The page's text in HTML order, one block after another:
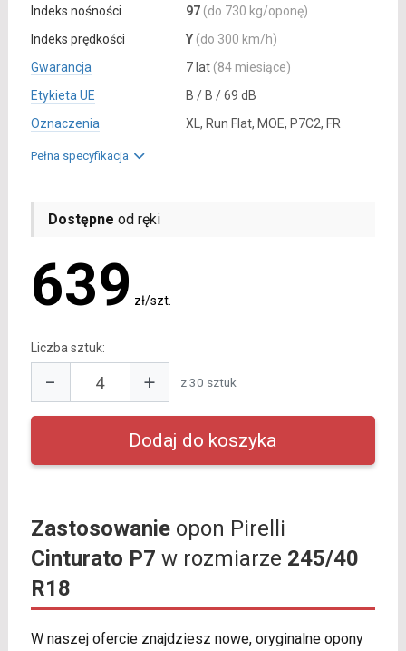
Indeks nośności
97 (do 730 kg/oponę)
Indeks prędkości
Y (do 300 km/h)
Gwarancja
7 lat (84 miesiące)
Etykieta UE
B / B / 69 dB
Oznaczenia
XL, Run Flat, MOE, P7C2, FR
Pełna specyfikacja
Dostępne od ręki
639 zł/szt.
Liczba sztuk:
− + z 30 sztuk
Zastosowanieopon Pirelli
Cinturato P7 w rozmiarze 245/40
R18
W naszej ofercie znajdziesz nowe, oryginalne opony